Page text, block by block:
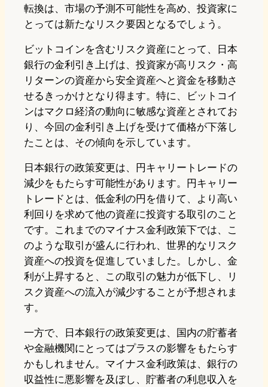
転換は、市場の予測不可能性を高め、投資家に
とっては新たなリスク要因となるでしょう。
ビットコインを含むリスク資産にとって、日本
銀行の金利引き上げは、投資家が高リスク・高
リターンの資産から安全資産へと資金を移動さ
せるきっかけとなり得ます。特に、ビットコイ
ンはマクロ経済の動向に敏感な資産とされてお
り、今回の金利引き上げを受けて価格が下落し
たことは、その傾向を示しています。
日本銀行の政策変更は、円キャリートレードの
減少をもたらす可能性があります。円キャリー
トレードとは、低金利の円を借りて、より高い
利回りを求めて他の資産に投資する取引のこと
です。これまでのマイナス金利政策下では、こ
のような取引が盛んに行われ、世界的なリスク
資産への投資を促進していました。しかし、金
利が上昇すると、この取引の魅力が低下し、リ
スク資産への流入が減少することが予想されま
す。
一方で、日本銀行の政策変更は、国内の貯蓄者
や金融機関にとってはプラスの影響をもたらす
かもしれません。マイナス金利政策は、銀行の
収益性に悪影響を及ぼし、貯蓄者の利息収入を